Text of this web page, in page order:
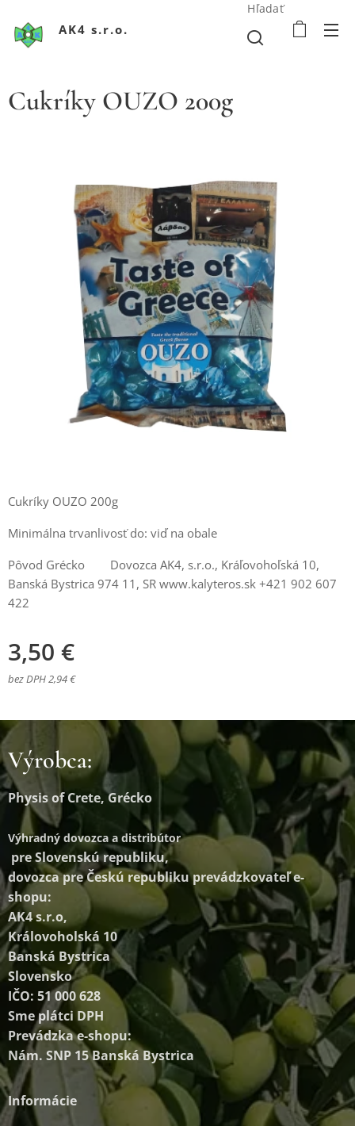
AK4 s.r.o.
Hľadať
Cukríky OUZO 200g
Cukríky OUZO 200g
Minimálna trvanlivosť do: viď na obale
Pôvod Grécko Dovozca AK4, s.r.o., Kráľovohoľská 10,
Banská Bystrica 974 11, SR www.kalyteros.sk +421 902 607
422
3,50 €
bez DPH 2,94 €
Výrobca:
Physis of Crete, Grécko
Výhradný dovozca a distribútor
pre Slovenskú republiku,
dovozca pre Českú republiku prevádzkovateľ e-
shopu:
AK4 s.r.o,
Královoholská 10
Banská Bystrica
Slovensko
IČO: 51 000 628
Sme plátci DPH
Prevádzka e-shopu:
Nám. SNP 15 Banská Bystrica
Informácie